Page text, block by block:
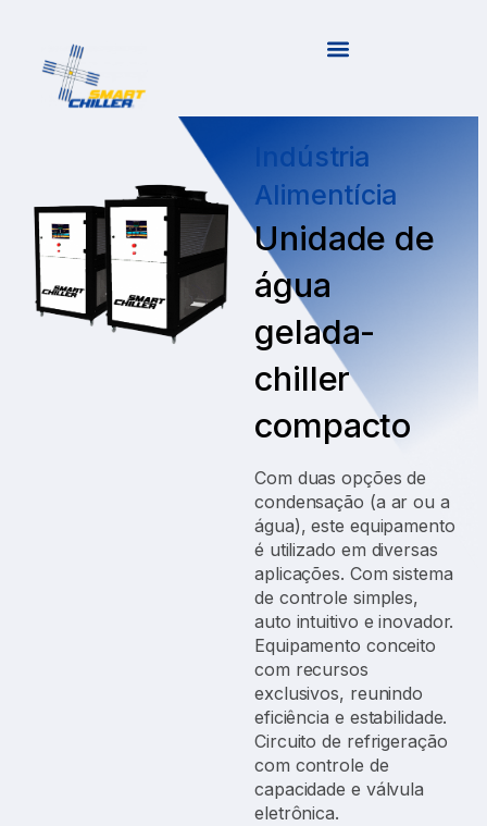
Indústria
Alimentícia
Unidade de
água
gelada-
chiller
compacto
Com duas opções de
condensação (a ar ou a
água), este equipamento
é utilizado em diversas
aplicações. Com sistema
de controle simples,
auto intuitivo e inovador.
Equipamento conceito
com recursos
exclusivos, reunindo
eficiência e estabilidade.
Circuito de refrigeração
com controle de
capacidade e válvula
eletrônica.